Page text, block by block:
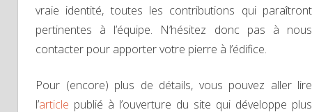
vraie identité, toutes les contributions qui paraîtront
pertinentes à l’équipe. N’hésitez donc pas à nous
contacter pour apporter votre pierre à l’édifice.
Pour (encore) plus de détails, vous pouvez aller lire
l’article publié à l’ouverture du site qui développe plus